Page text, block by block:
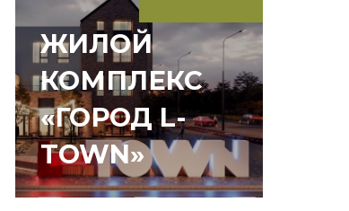
ЖИЛОЙ
КОМПЛЕКС
«ГОРОД L-
TOWN»